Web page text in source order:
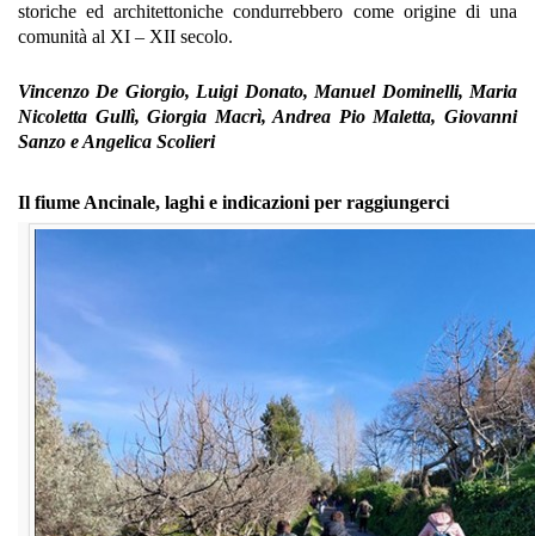
storiche ed architettoniche condurrebbero come origine di una
comunità al XI – XII secolo.
Vincenzo De Giorgio, Luigi Donato, Manuel Dominelli, Maria
Nicoletta Gullì, Giorgia Macrì, Andrea Pio Maletta, Giovanni
Sanzo e Angelica Scolieri
Il fiume Ancinale, laghi e indicazioni per raggiungerci